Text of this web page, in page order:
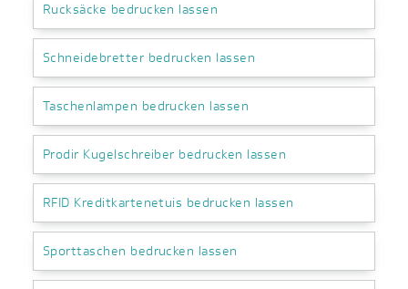
Rucksäcke bedrucken lassen
Schneidebretter bedrucken lassen
Taschenlampen bedrucken lassen
Prodir Kugelschreiber bedrucken lassen
RFID Kreditkartenetuis bedrucken lassen
Sporttaschen bedrucken lassen